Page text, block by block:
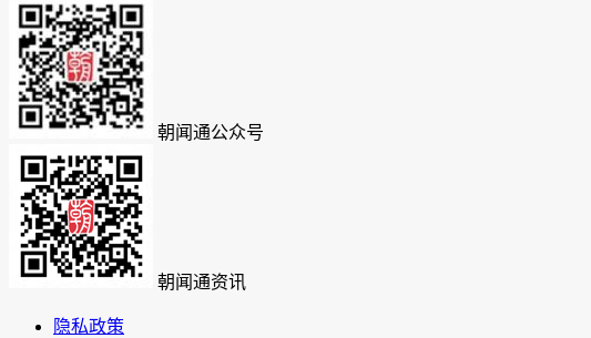
朝闻通公众号
朝闻通资讯
隐私政策